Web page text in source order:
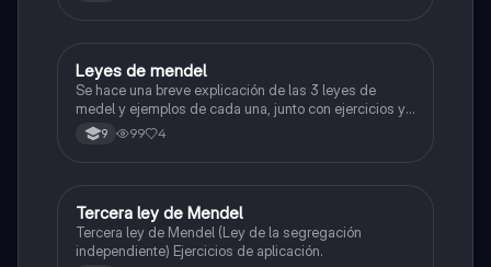
Biologia
Leyes de mendel
Se hace una breve explicación de las 3 leyes de
medel y ejemplos de cada una, junto con ejercicios y
su respectivo procedimiento
9 99 4
Biologia
Tercera ley de Mendel
Tercera ley de Mendel (Ley de la segregación
independiente) Ejercicios de aplicación.